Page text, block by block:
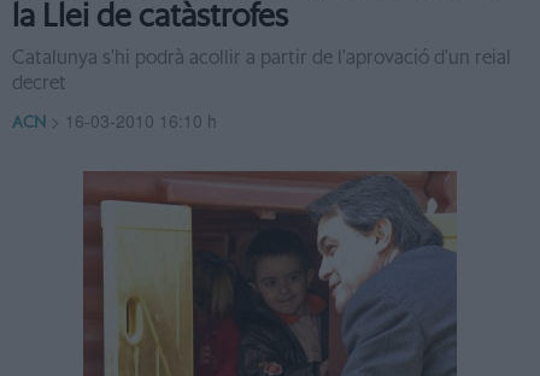
la Llei de catàstrofes
Catalunya s'hi podrà acollir a partir de l'aprovació d'un reial
decret
ACN > 16-03-2010 16:10 h